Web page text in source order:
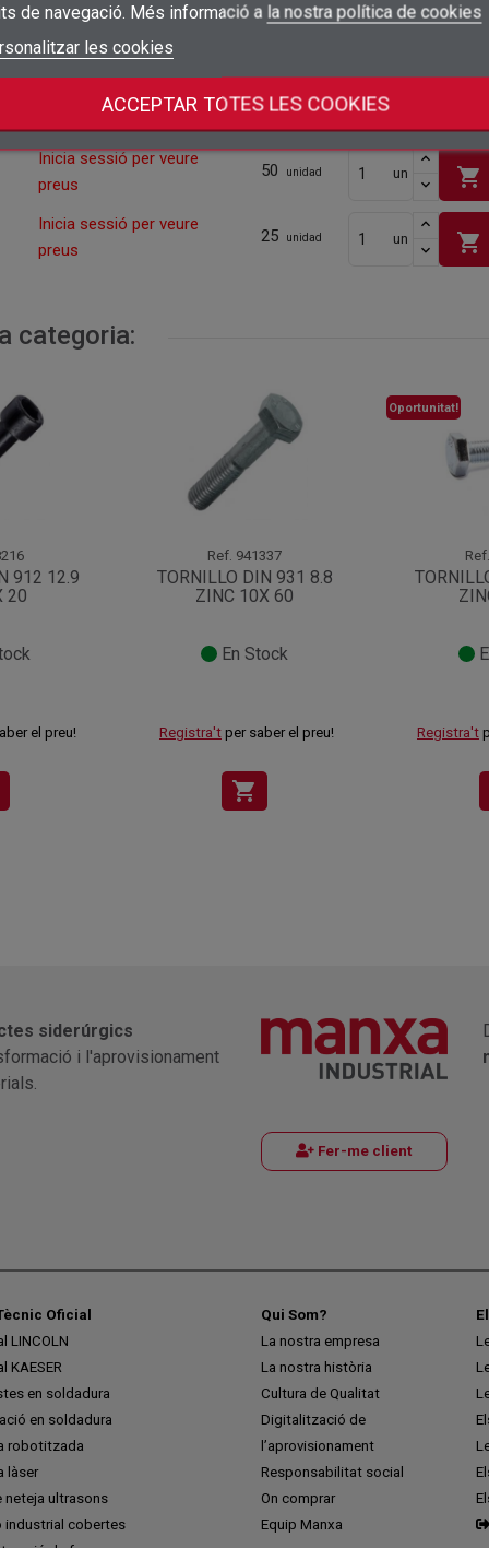
add_circle_outline
Crear una llista de desitjos
de navegació. Més informació a la nostra política de cookies
les cookies
ACCEPTAR TOTES LES COOKIES
Inicia sessió per veure
preus
Inicia sessió per veure
50 unidad
Inicia sessió per veure
preus
50 unidad un shopping_cart
Inicia sessió per veure
preus
25 unidad un shopping_cart
categoria:
912 12.9
20
el preu!
Ref. 941337
TORNILLO DIN 931 8.8
ZINC 10X 60
En Stock
Registra't per saber el preu!
shopping_cart
Oportunitat!
Ref.
Registra't
siderúrgics
i l'aprovisionament
Fer-me client
Oficial
LINCOLN
KAESER
en soldadura
en soldadura
robotitzada
làser
neteja ultrasons
industrial cobertes
Qui Som?
La nostra empresa
La nostra història
Cultura de Qualitat
Digitalització de
l’aprovisionament
Responsabilitat social
On comprar
Equip Manxa